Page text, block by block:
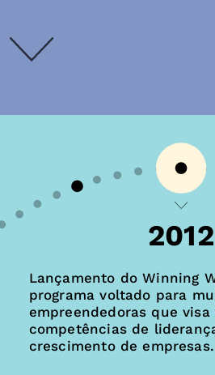
2012
Lançamento do Winning
programa voltado para
empreendedoras que visa
competências de
crescimento de empresas.